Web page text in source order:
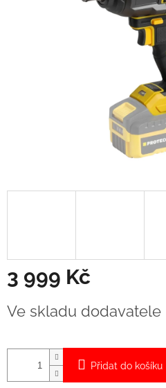
3 999 Kč
cena:
Ve skladu dodavatele
Přidat do košíku